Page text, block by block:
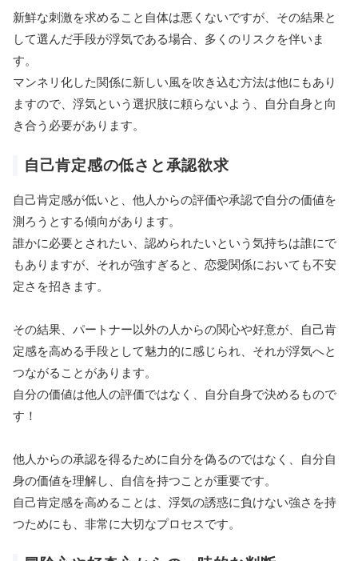
新鮮な刺激を求めること自体は悪くないですが、その結果と
して選んだ手段が浮気である場合、多くのリスクを伴いま
す。
マンネリ化した関係に新しい風を吹き込む方法は他にもあり
ますので、浮気という選択肢に頼らないよう、自分自身と向
き合う必要があります。
自己肯定感の低さと承認欲求
自己肯定感が低いと、他人からの評価や承認で自分の価値を
測ろうとする傾向があります。
誰かに必要とされたい、認められたいという気持ちは誰にで
もありますが、それが強すぎると、恋愛関係においても不安
定さを招きます。
その結果、パートナー以外の人からの関心や好意が、自己肯
定感を高める手段として魅力的に感じられ、それが浮気へと
つながることがあります。
自分の価値は他人の評価ではなく、自分自身で決めるもので
す！
他人からの承認を得るために自分を偽るのではなく、自分自
身の価値を理解し、自信を持つことが重要です。
自己肯定感を高めることは、浮気の誘惑に負けない強さを持
つためにも、非常に大切なプロセスです。